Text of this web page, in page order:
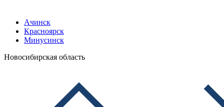
Ачинск
Красноярск
Минусинск
Новосибирская область